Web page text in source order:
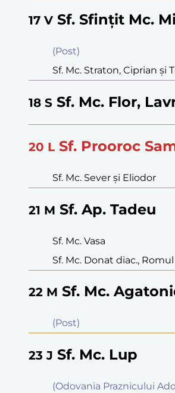
17 V Sf. Sfinţit Mc.
(Post)
Sf. Mc. Straton, Ciprian şi
18 S Sf. Mc. Flor,
20 L Sf. Prooroc
Sf. Mc. Sever şi Eliodor
21 M Sf. Ap. Tadeu
Sf. Mc. Vasa
Sf. Mc. Donat diac.,
22 M Sf. Mc.
(Post)
23 J Sf. Mc. Lup
(Odovania Praznicului